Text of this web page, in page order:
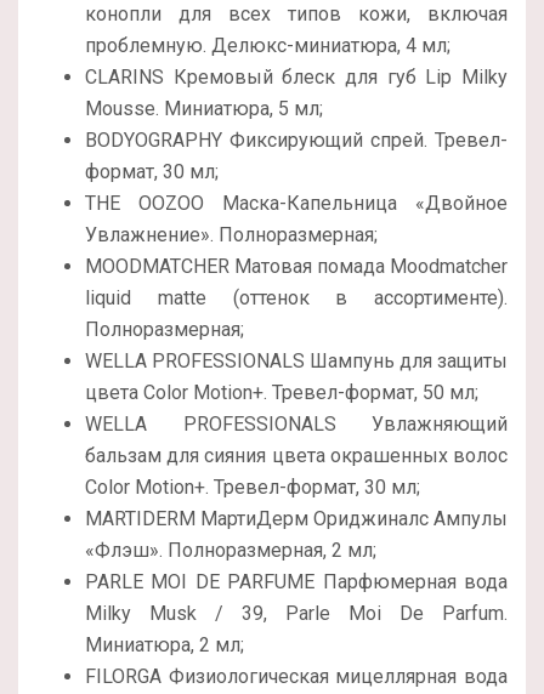
конопли для всех типов кожи, включая
проблемную. Делюкс-миниатюра, 4 мл;
CLARINS Кремовый блеск для губ Lip Milky
Mousse. Миниатюра, 5 мл;
BODYOGRAPHY Фиксирующий спрей. Тревел-
формат, 30 мл;
THE OOZOO Маска-Капельница «Двойное
Увлажнение». Полноразмерная;
MOODMATCHER Матовая помада Moodmatcher
liquid matte (оттенок в ассортименте).
Полноразмерная;
WELLA PROFESSIONALS Шампунь для защиты
цвета Color Motion+. Тревел-формат, 50 мл;
WELLA PROFESSIONALS Увлажняющий
бальзам для сияния цвета окрашенных волос
Color Motion+. Тревел-формат, 30 мл;
MARTIDERM МартиДерм Ориджиналс Ампулы
«Флэш». Полноразмерная, 2 мл;
PARLE MOI DE PARFUME Парфюмерная вода
Milky Musk / 39, Parle Moi De Parfum.
Миниатюра, 2 мл;
FILORGA Физиологическая мицеллярная вода